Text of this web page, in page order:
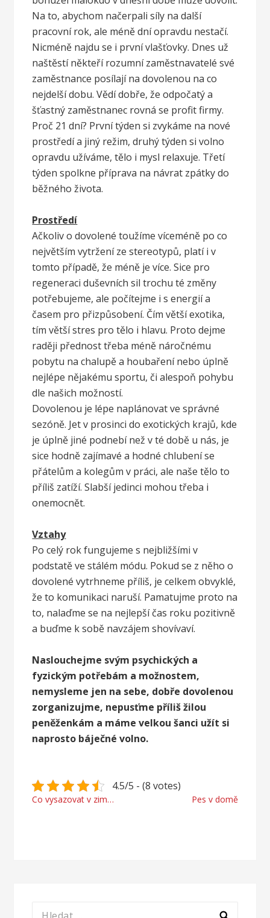
Na to, abychom načerpali síly na další
pracovní rok, ale méně dní opravdu nestačí.
Nicméně najdu se i první vlašťovky. Dnes už
naštěstí někteří rozumní zaměstnavatelé své
zaměstnance posílají na dovolenou na co
nejdelší dobu. Vědí dobře, že odpočatý a
šťastný zaměstnanec rovná se profit firmy.
Proč 21 dní? První týden si zvykáme na nové
prostředí a jiný režim, druhý týden si volno
opravdu užíváme, tělo i mysl relaxuje. Třetí
týden spolkne příprava na návrat zpátky do
běžného života.
Prostředí
Ačkoliv o dovolené toužíme víceméně po co
největším vytržení ze stereotypů, platí i v
tomto případě, že méně je více. Sice pro
regeneraci duševních sil trochu té změny
potřebujeme, ale počítejme i s energií a
časem pro přizpůsobení. Čím větší exotika,
tím větší stres pro tělo i hlavu. Proto dejme
raději přednost třeba méně náročnému
pobytu na chalupě a houbaření nebo úplně
nejlépe nějakému sportu, či alespoň pohybu
dle našich možností.
Dovolenou je lépe naplánovat ve správné
sezóně. Jet v prosinci do exotických krajů, kde
je úplně jiné podnebí než v té době u nás, je
sice hodně zajímavé a hodné chlubení se
přátelům a kolegům v práci, ale naše tělo to
příliš zatíží. Slabší jedinci mohou třeba i
onemocnět.
Vztahy
Po celý rok fungujeme s nejbližšími v
podstatě ve stálém módu. Pokud se z něho o
dovolené vytrhneme příliš, je celkem obvyklé,
že to komunikaci naruší. Pamatujme proto na
to, nalaďme se na nejlepší čas roku pozitivně
a buďme k sobě navzájem shovívaví.
Naslouchejme svým psychických a
fyzickým potřebám a možnostem,
nemysleme jen na sebe, dobře dovolenou
zorganizujme, nepusťme příliš žilou
peněženkám a máme velkou šanci užít si
naprosto báječné volno.
4.5/5 - (8 votes)
Navigace
Co vysazovat v zimní zahradě Pes v domě
Vyhledávání